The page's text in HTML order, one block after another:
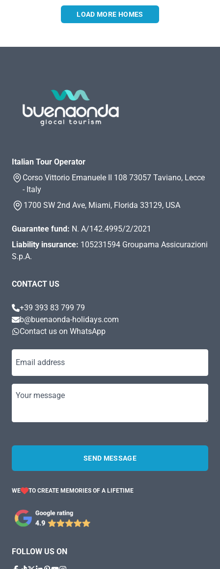
LOAD MORE HOMES
Italian Tour Operator
Corso Vittorio Emanuele II 108 73057 Taviano, Lecce
- Italy
1700 SW 2nd Ave, Miami, Florida 33129, USA
Guarantee fund: N. A/142.4995/2/2021
Liability insurance: 105231594 Groupama Assicurazioni
S.p.A.
CONTACT US
+39 393 83 799 79
b@buenaonda-holidays.com
Contact us on WhatsApp
Email address
Your message
SEND MESSAGE
WE TO CREATE MEMORIES OF A LIFETIME
FOLLOW US ON